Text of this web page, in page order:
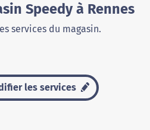
Speedy à Rennes
services du magasin.
les services